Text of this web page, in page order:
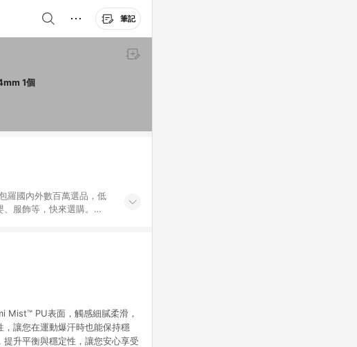
筆記
USHaS 瑜癒 Horizon 頂級乾溼止滑PU瑜珈墊 晨霧白 1850 x 680 x 4mm 1個
羅國內外數百萬選品，低
服飾等，快來選購。
Mist™ PU表面，觸感細膩柔滑，
讓您在運動爆汗時也能保持穩
升平衡與穩定性，讓您安心享受